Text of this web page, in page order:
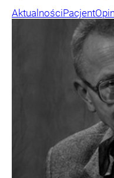
AktualnościPacjent